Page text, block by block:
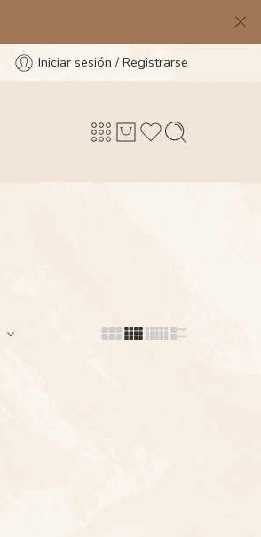
Iniciar sesión / Registrarse